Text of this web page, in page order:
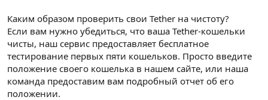
Каким образом проверить свои Tether на чистоту?
Если вам нужно убедиться, что ваша Tether-кошельки
чисты, наш сервис предоставляет бесплатное
тестирование первых пяти кошельков. Просто введите
положение своего кошелька в нашем сайте, или наша
команда предоставим вам подробный отчет об его
положении.